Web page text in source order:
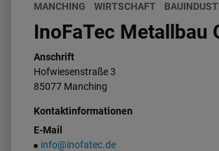
MANCHING WIRTSCHAFT
InoFaTec Metallbau
Anschrift
Hofwiesenstraße3
85077 Manching
Kontaktinformationen
E-Mail
info@inofatec.de